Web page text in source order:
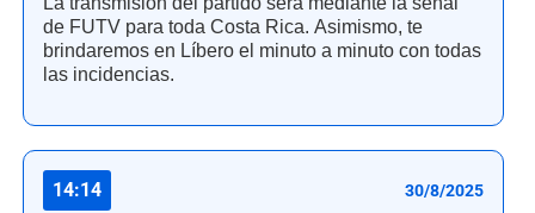
de FUTV para toda Costa Rica. Asimismo, te
brindaremos en Líbero el minuto a minuto con todas
las incidencias.
14:14 30/8/2025